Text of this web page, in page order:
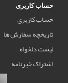
حساب کاربری
حساب کاربری
تاریخچه سفارش ها
لیست دلخواه
اشتراک خبرنامه